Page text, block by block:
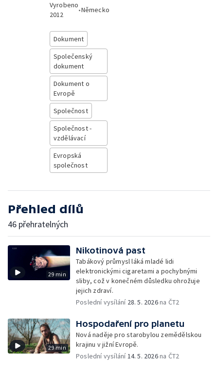
Vyrobeno
2012
•Německo
Dokument
Společenský
dokument
Dokument o
Evropě
Společnost
Společnost -
vzdělávací
Evropská
společnost
Přehled dílů
46 přehratelných
29 min
Nikotinová past
Tabákový průmysl láká mladé lidi
elektronickými cigaretami a pochybnými
sliby, což v konečném důsledku ohrožuje
jejich zdraví.
Poslední vysílání 28. 5. 2026na ČT2
29 min
Hospodaření pro planetu
Nová naděje pro starobylou zemědělskou
krajinu v jižní Evropě.
Poslední vysílání14. 5. 2026na ČT2